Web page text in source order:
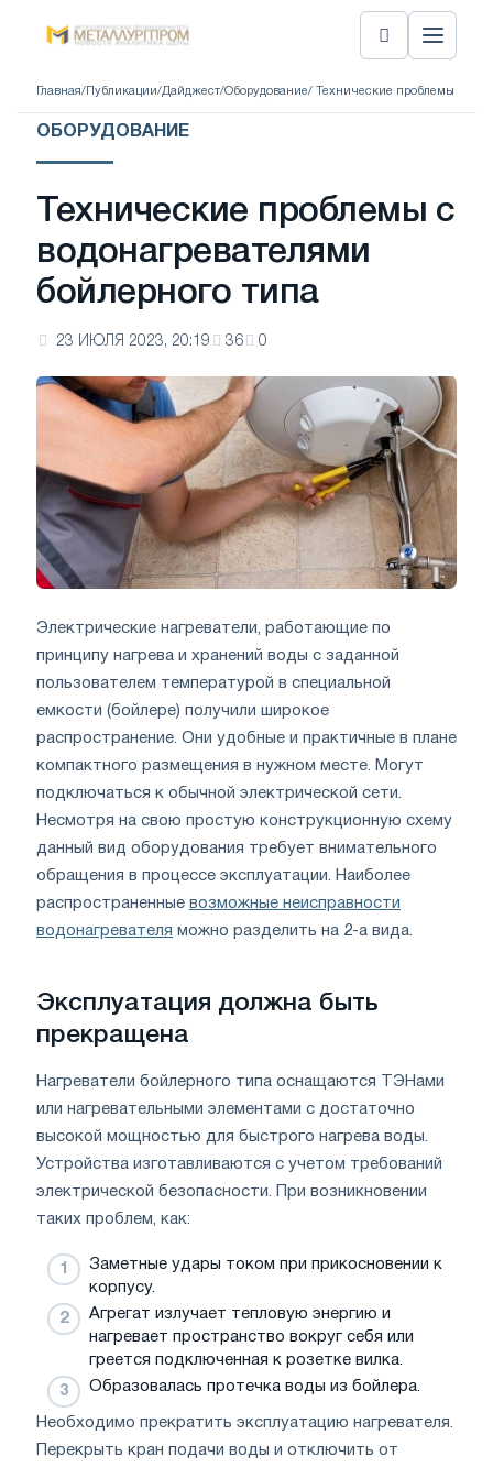
Главная/ Публикации/Дайджест/Оборудование/ Технические проблемы с
ОБОРУДОВАНИЕ
Технические проблемы с
водонагревателями
бойлерного типа
23 ИЮЛЯ 2023, 20:19 36 0
Электрические нагреватели, работающие по
принципу нагрева и хранений воды с заданной
пользователем температурой в специальной
емкости (бойлере) получили широкое
распространение. Они удобные и практичные в плане
компактного размещения в нужном месте. Могут
подключаться к обычной электрической сети.
Несмотря на свою простую конструкционную схему
данный вид оборудования требует внимательного
обращения в процессе эксплуатации. Наиболее
распространенные возможные неисправности
водонагревателя можно разделить на 2-а вида.
Эксплуатация должна быть
прекращена
Нагреватели бойлерного типа оснащаются ТЭНами
или нагревательными элементами с достаточно
высокой мощностью для быстрого нагрева воды.
Устройства изготавливаются с учетом требований
электрической безопасности. При возникновении
таких проблем, как:
Заметные удары током при прикосновении к
корпусу.
Агрегат излучает тепловую энергию и
нагревает пространство вокруг себя или
греется подключенная к розетке вилка.
Образовалась протечка воды из бойлера.
Необходимо прекратить эксплуатацию нагревателя.
Перекрыть кран подачи воды и отключить от